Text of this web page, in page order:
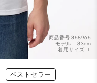
商品番号:358965
モデル: 183cm
着用サイズ: L
ベストセラー